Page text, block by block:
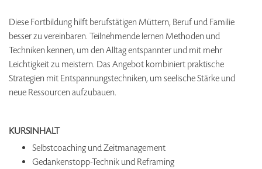
Diese Fortbildung hilft berufstätigen Müttern, Beruf und Familie
besser zu vereinbaren. Teilnehmende lernen Methoden und
Techniken kennen, um den Alltag entspannter und mit mehr
Leichtigkeit zu meistern. Das Angebot kombiniert praktische
Strategien mit Entspannungstechniken, um seelische Stärke und
neue Ressourcen aufzubauen.
KURSINHALT
Selbstcoaching und Zeitmanagement
Gedankenstopp-Technik und Reframing